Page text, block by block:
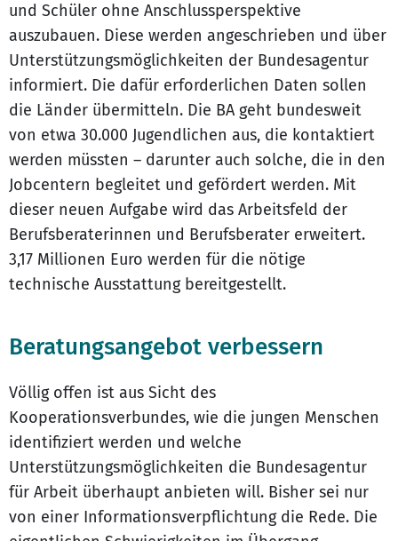
und Schüler ohne Anschlussperspektive
auszubauen. Diese werden angeschrieben und über
Unterstützungsmöglichkeiten der Bundesagentur
informiert. Die dafür erforderlichen Daten sollen
die Länder übermitteln. Die BA geht bundesweit
von etwa 30.000 Jugendlichen aus, die kontaktiert
werden müssten – darunter auch solche, die in den
Jobcentern begleitet und gefördert werden. Mit
dieser neuen Aufgabe wird das Arbeitsfeld der
Berufsberaterinnen und Berufsberater erweitert.
3,17 Millionen Euro werden für die nötige
technische Ausstattung bereitgestellt.
Beratungsangebot verbessern
Völlig offen ist aus Sicht des
Kooperationsverbundes, wie die jungen Menschen
identifiziert werden und welche
Unterstützungsmöglichkeiten die Bundesagentur
für Arbeit überhaupt anbieten will. Bisher sei nur
von einer Informationsverpflichtung die Rede. Die